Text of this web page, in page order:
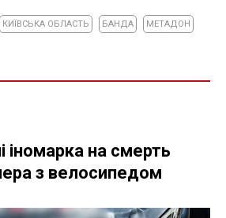
КИЇВСЬКА ОБЛАСТЬ БАНДА МЕТАДОН
іномарка на смерть
з велосипедом